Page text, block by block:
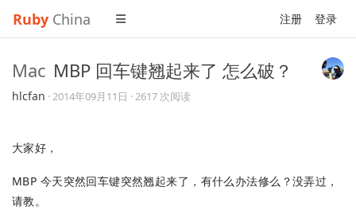
Ruby China 注册 登录
Mac MBP 回车键翘起来了 怎么破？
hlcfan ·2014年09月11日 · 2617 次阅读
大家好，
MBP 今天突然回车键突然翘起来了，有什么办法修么？没弄过，
请教。